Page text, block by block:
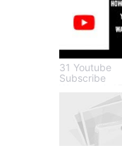
31 Youtube
Subscribe